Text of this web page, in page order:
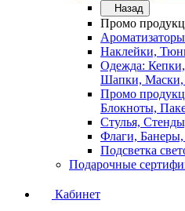
Назад
Промо
Ароматизаторы
Наклейки,
Одежда:
Шапки, Маски,
Промо
Блокноты,
Стулья,
Флаги, Банеры,
Подсветка
Подарочные
Кабинет